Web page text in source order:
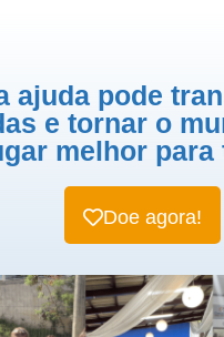
ajuda pode
e tornar o
melhor para
Doe agora!